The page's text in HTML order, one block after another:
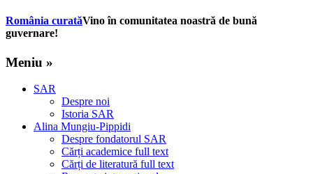
România curatăVino în comunitatea noastră de bună
guvernare!
Meniu »
SAR
Despre noi
Istoria SAR
Alina Mungiu-Pippidi
Despre fondatorul SAR
Cărți academice full text
Cărți de literatură full text